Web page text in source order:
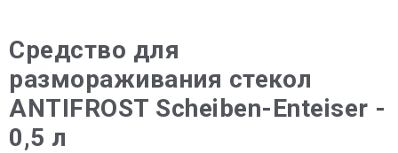
Средство для
размораживания стекол
ANTIFROST Scheiben-Enteiser -
0,5 л